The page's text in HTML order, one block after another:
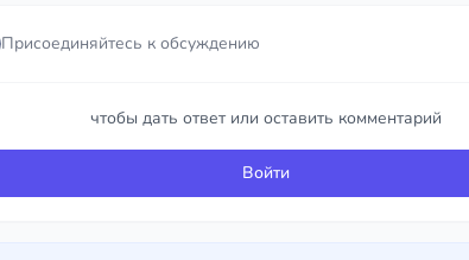
Войти
Присоединяйтесь к обсуждению
чтобы дать ответ или оставить комментарий
Войти